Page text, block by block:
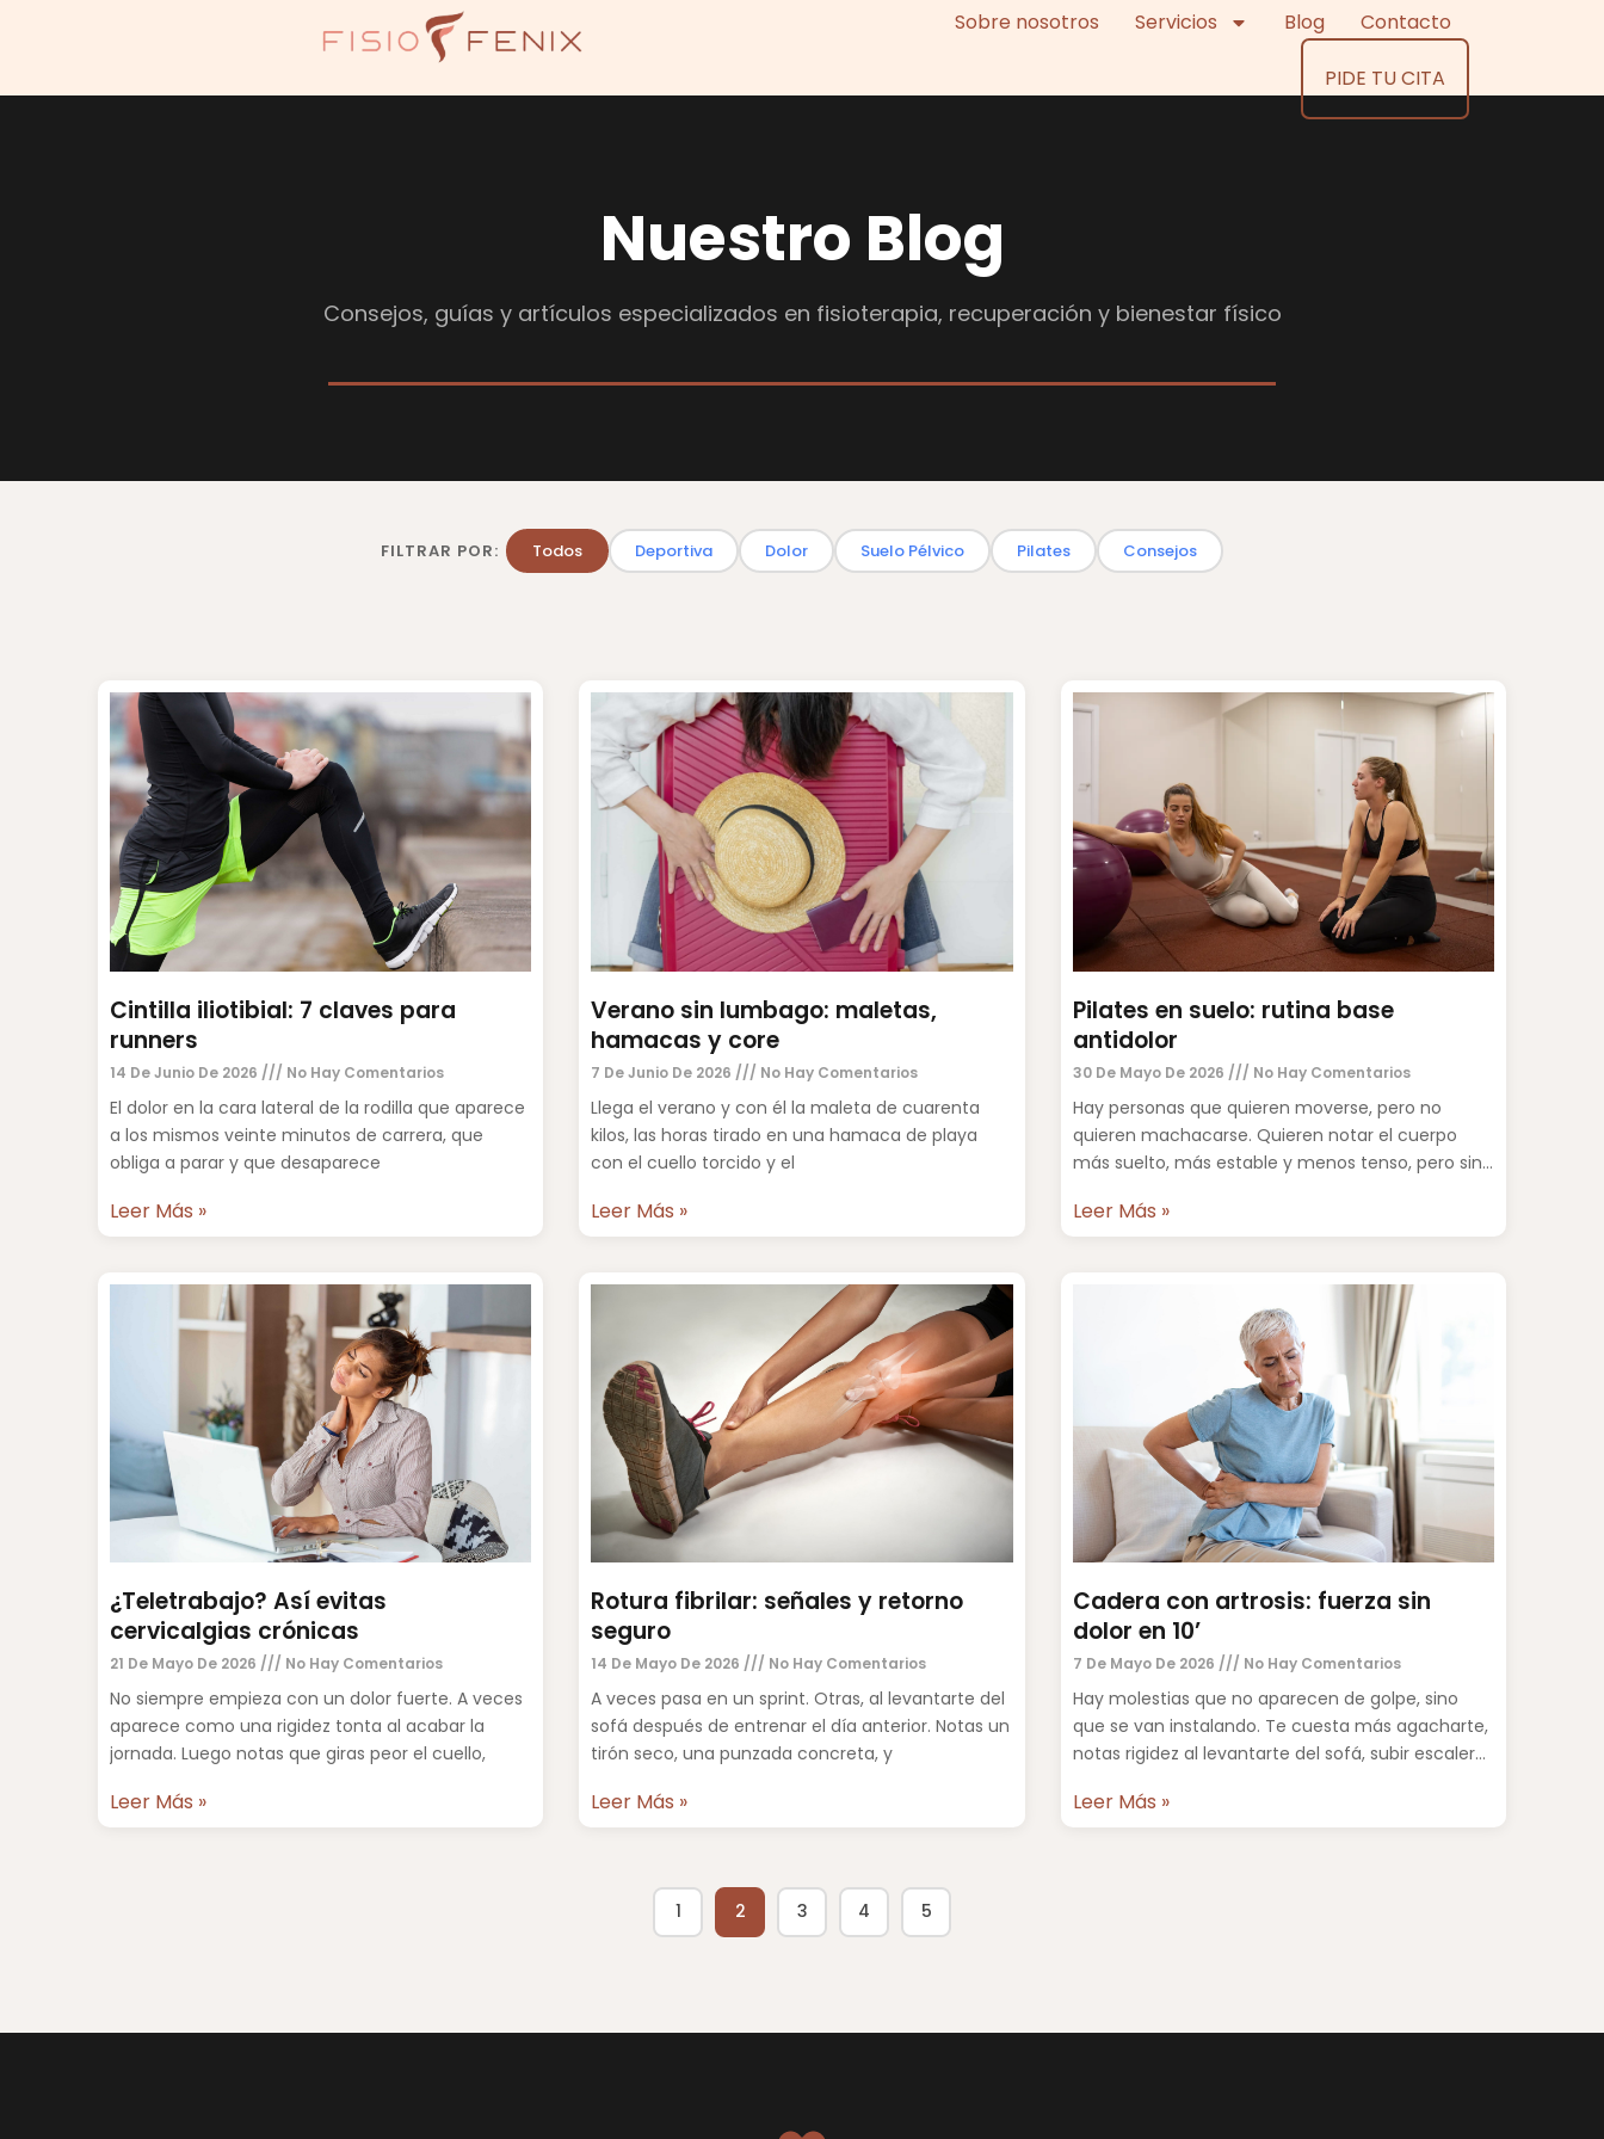
Sobre nosotros Servicios Blog Contacto
PIDE TU CITA
Nuestro Blog
Consejos, guías y artículos especializados en fisioterapia, recuperación y bienestar físico
FILTRAR POR: Todos Deportiva Dolor Suelo Pélvico Pilates Consejos
Cintilla iliotibial: 7 claves para
runners
14 De Junio De 2026 No Hay Comentarios
El dolor en la cara lateral de la rodilla que aparece
a los mismos veinte minutos de carrera, que
obliga a parar y que desaparece
Leer Más »
Verano sin lumbago: maletas,
hamacas y core
7 De Junio De 2026 No Hay Comentarios
Llega el verano y con él la maleta de cuarenta
kilos, las horas tirado en una hamaca de playa
con el cuello torcido y el
Leer Más »
Pilates en suelo: rutina base
antidolor
30 De Mayo De 2026 No Hay Comentarios
Hay personas que quieren moverse, pero no
quieren machacarse. Quieren notar el cuerpo
más suelto, más estable y menos tenso, pero sin
Leer Más »
¿Teletrabajo? Así evitas
cervicalgias crónicas
21 De Mayo De 2026 No Hay Comentarios
No siempre empieza con un dolor fuerte. A veces
aparece como una rigidez tonta al acabar la
jornada. Luego notas que giras peor el cuello,
Leer Más »
Rotura fibrilar: señales y retorno
seguro
14 De Mayo De 2026 No Hay Comentarios
A veces pasa en un sprint. Otras, al levantarte del
sofá después de entrenar el día anterior. Notas un
tirón seco, una punzada concreta, y
Leer Más »
Cadera con artrosis: fuerza sin
dolor en 10’
7 De Mayo De 2026 No Hay Comentarios
Hay molestias que no aparecen de golpe, sino
que se van instalando. Te cuesta más agacharte,
notas rigidez al levantarte del sofá, subir escaleras
Leer Más »
1 2 3 4 5